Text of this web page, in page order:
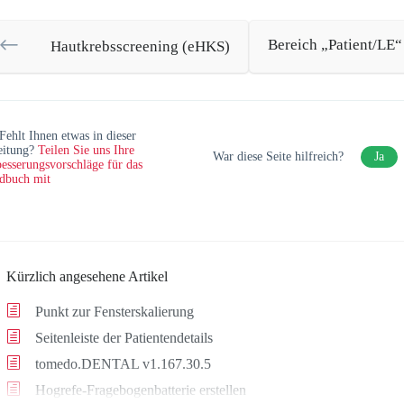
Hautkrebsscreening (eHKS) Bereich „Patient/LE“
Fehlt Ihnen etwas in dieser
Teilen Sie uns Ihre
für das
mit
War diese Seite hilfreich? Ja
Kürzlich angesehene Artikel
Punkt zur Fensterskalierung
Seitenleiste der Patientendetails
tomedo.DENTAL v1.167.30.5
Hogrefe-Fragebogenbatterie erstellen